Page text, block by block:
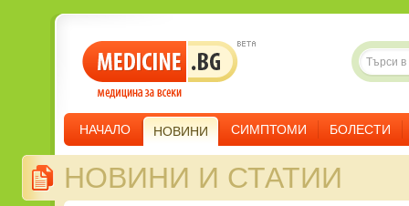
НАЧАЛО НОВИНИ СИМПТОМИ БОЛЕСТИ
НОВИНИ И СТАТИИ